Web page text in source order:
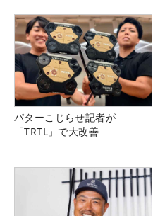
パターこじらせ記者が
「TRTL」で大改善